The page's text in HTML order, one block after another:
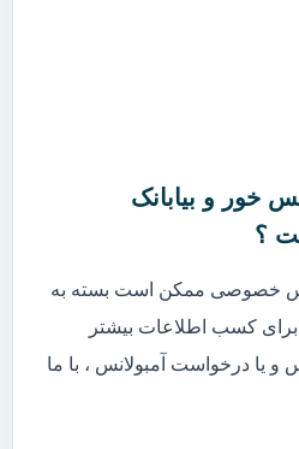
خور و بیابانک
؟
خصوصی ممکن است بسته به
کسب اطلاعات بیشتر
و یا درخواست آمبولانس ، با ما